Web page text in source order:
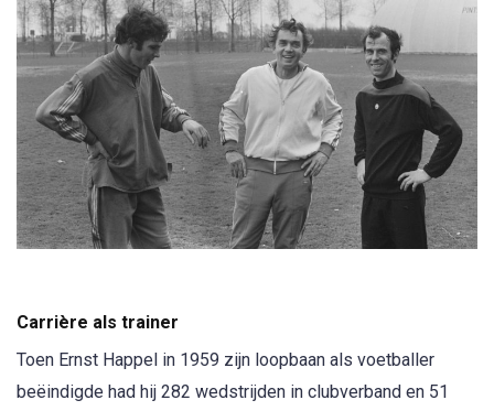
Carrière als trainer
Toen Ernst Happel in 1959 zijn loopbaan als voetballer
beëindigde had hij 282 wedstrijden in clubverband en 51